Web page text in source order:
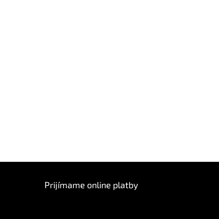
Prijímame online platby